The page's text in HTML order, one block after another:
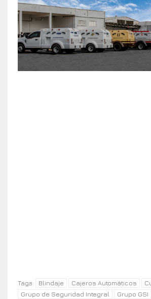
Tags: Blindaje Cajeros Automáticos
Grupo de Seguridad Integral
Grupo GSI